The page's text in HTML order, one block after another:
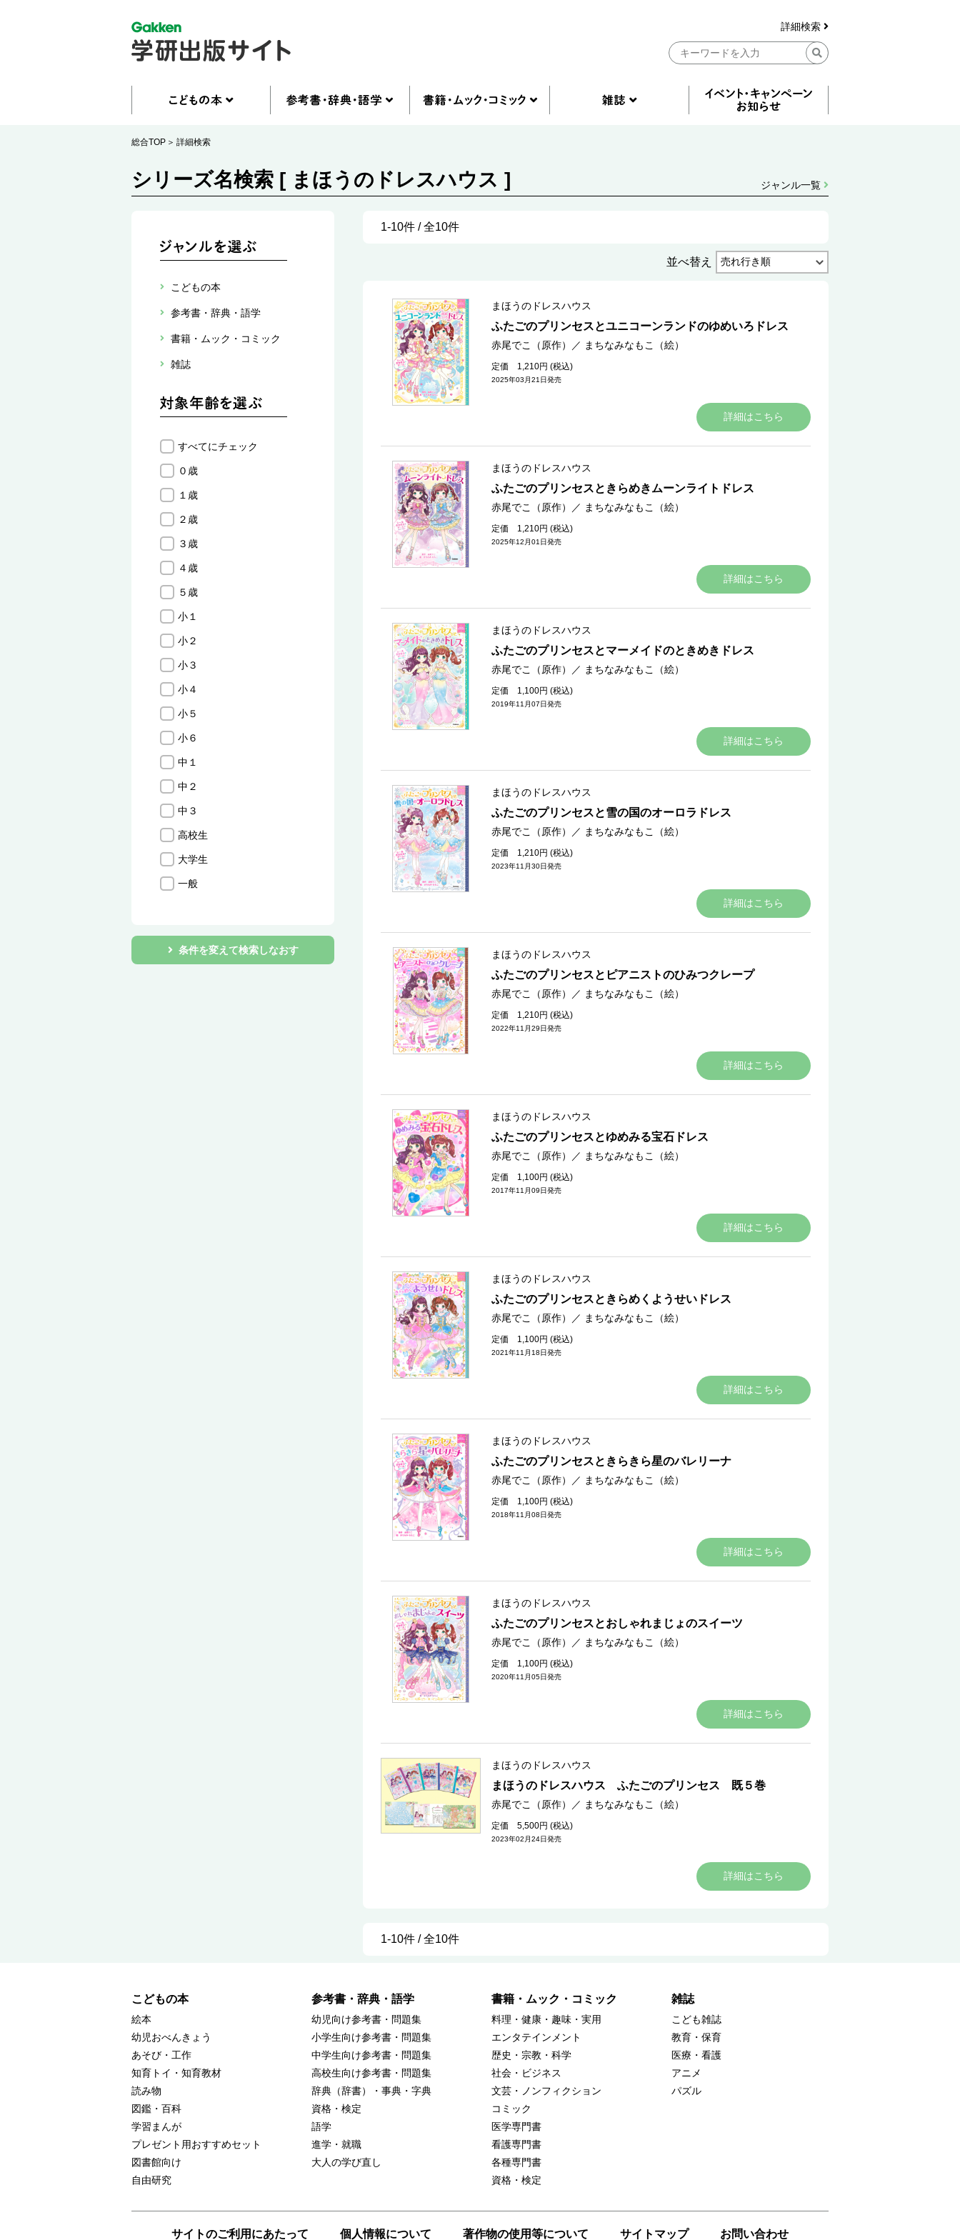
詳細検索
総合TOP 詳細検索
シリーズ名検索 [ まほうのドレスハウス ] ジャンル一覧
こどもの本
参考書・辞典・語学
書籍・ムック・コミック
雑誌
すべてにチェック
０歳
１歳
２歳
３歳
４歳
５歳
小１
小２
小３
小４
小５
小６
中１
中２
中３
高校生
大学生
一般
条件を変えて検索しなおす
1-10件 / 全10件
並べ替え
まほうのドレスハウス
ふたごのプリンセスとユニコーンランドのゆめいろドレス
赤尾でこ（原作） ／ まちなみなもこ（絵）
定価 1,210円 (税込)
2025年03月21日発売
詳細はこちら
まほうのドレスハウス
ふたごのプリンセスときらめきムーンライトドレス
赤尾でこ（原作） ／ まちなみなもこ（絵）
定価 1,210円 (税込)
2025年12月01日発売
詳細はこちら
まほうのドレスハウス
ふたごのプリンセスとマーメイドのときめきドレス
赤尾でこ（原作） ／ まちなみなもこ（絵）
定価 1,100円 (税込)
2019年11月07日発売
詳細はこちら
まほうのドレスハウス
ふたごのプリンセスと雪の国のオーロラドレス
赤尾でこ（原作） ／ まちなみなもこ（絵）
定価 1,210円 (税込)
2023年11月30日発売
詳細はこちら
まほうのドレスハウス
ふたごのプリンセスとピアニストのひみつクレープ
赤尾でこ（原作） ／ まちなみなもこ（絵）
定価 1,210円 (税込)
2022年11月29日発売
詳細はこちら
まほうのドレスハウス
ふたごのプリンセスとゆめみる宝石ドレス
赤尾でこ（原作） ／ まちなみなもこ（絵）
定価 1,100円 (税込)
2017年11月09日発売
詳細はこちら
まほうのドレスハウス
ふたごのプリンセスときらめくようせいドレス
赤尾でこ（原作） ／ まちなみなもこ（絵）
定価 1,100円 (税込)
2021年11月18日発売
詳細はこちら
まほうのドレスハウス
ふたごのプリンセスときらきら星のバレリーナ
赤尾でこ（原作） ／ まちなみなもこ（絵）
定価 1,100円 (税込)
2018年11月08日発売
詳細はこちら
まほうのドレスハウス
ふたごのプリンセスとおしゃれまじょのスイーツ
赤尾でこ（原作） ／ まちなみなもこ（絵）
定価 1,100円 (税込)
2020年11月05日発売
詳細はこちら
まほうのドレスハウス
まほうのドレスハウス ふたごのプリンセス 既５巻
赤尾でこ（原作） ／ まちなみなもこ（絵）
定価 5,500円 (税込)
2023年02月24日発売
詳細はこちら
1-10件 / 全10件
こどもの本
絵本
幼児おべんきょう
あそび・工作
知育トイ・知育教材
読み物
図鑑・百科
学習まんが
プレゼント用おすすめセット
図書館向け
自由研究
参考書・辞典・語学
幼児向け参考書・問題集
小学生向け参考書・問題集
中学生向け参考書・問題集
高校生向け参考書・問題集
辞典（辞書）・事典・字典
資格・検定
語学
進学・就職
大人の学び直し
書籍・ムック・コミック
料理・健康・趣味・実用
エンタテインメント
歴史・宗教・科学
社会・ビジネス
文芸・ノンフィクション
コミック
医学専門書
看護専門書
各種専門書
資格・検定
雑誌
こども雑誌
教育・保育
医療・看護
アニメ
パズル
サイトのご利用にあたって 個人情報について 著作物の使用等について サイトマップ お問い合わせ